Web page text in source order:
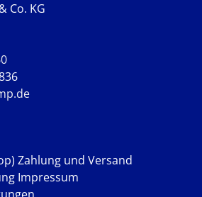
Co. KG
Zahlung und Versand
Impressum